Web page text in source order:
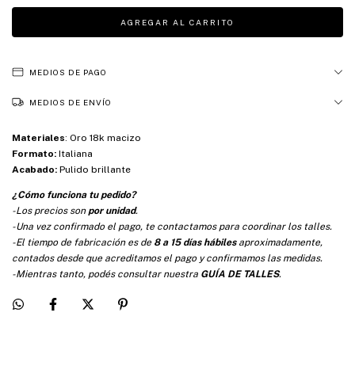
MEDIOS DE PAGO
MEDIOS DE ENVÍO
Materiales: Oro 18k macizo
Formato: Italiana
Acabado: Pulido brillante
¿Cómo funciona tu pedido?
-Los precios sonpor unidad.
-Una vez confirmado el pago, te contactamos para coordinar los talles.
-El tiempo de fabricación es de 8 a 15 días hábilesaproximadamente,
contados desde que acreditamos el pago y confirmamos las medidas.
-Mientras tanto, podés consultar nuestra GUÍA DE TALLES.